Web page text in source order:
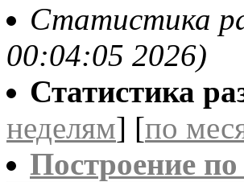
Статистика
00:04:05 2026)
Статистика
неделям] [по
Построение по